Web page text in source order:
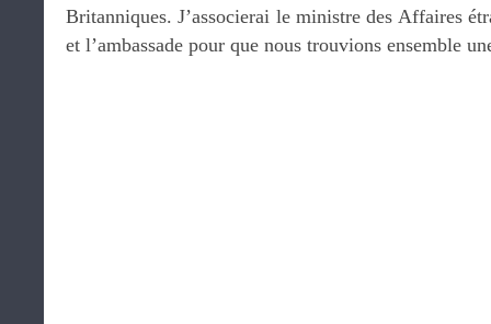
Britanniques. J’associerai le ministre des Affaires
et l’ambassade pour que nous trouvions ensemble